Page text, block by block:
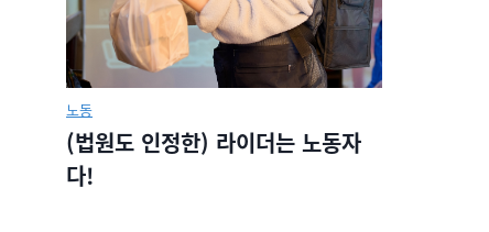
노동
(법원도 인정한) 라이더는 노동자
다!